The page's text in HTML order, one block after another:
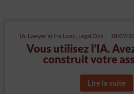
IA, Lawyer in the Loop, Legal Ops 18/07/
Vous utilisez l’IA.
construit votre
Lire la suite